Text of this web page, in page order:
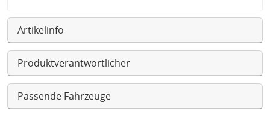
Artikelinfo
Produktverantwortlicher
Passende Fahrzeuge